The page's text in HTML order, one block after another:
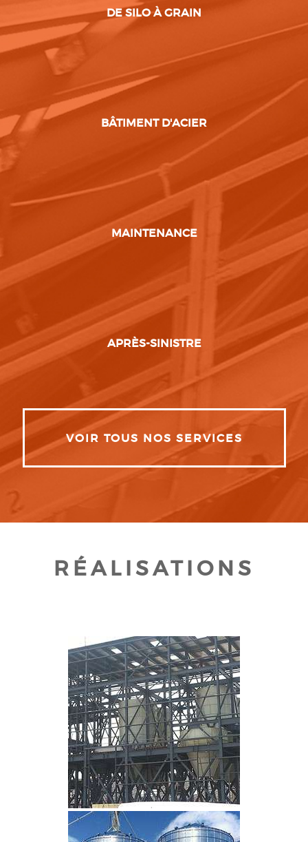
DE SILO À GRAIN
BÂTIMENT D'ACIER
MAINTENANCE
APRÈS-SINISTRE
VOIR TOUS NOS SERVICES
RÉALISATIONS
CLIQUEZ POUR AGRANDIR